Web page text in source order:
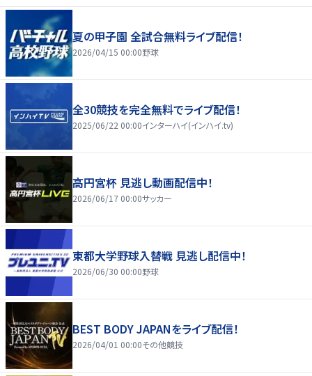
夏の甲子園 全試合無料ライブ配信！
2026/04/15 00:00野球
全30競技を完全無料でライブ配信！
2025/06/22 00:00インターハイ(インハイ.tv)
高円宮杯 見逃し動画配信中！
2026/06/17 00:00サッカー
東都大学野球入替戦 見逃し配信中！
2026/06/30 00:00野球
BEST BODY JAPANをライブ配信！
2026/04/01 00:00その他競技